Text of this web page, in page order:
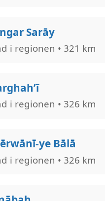
Sarāy
i regionen • 321 km
i regionen • 326 km
ye Bālā
i regionen • 326 km